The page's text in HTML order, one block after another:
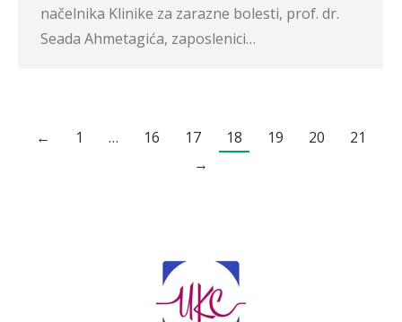
načelnika Klinike za zarazne bolesti, prof. dr.
Seada Ahmetagića, zaposlenici…
← 1 … 16 17 18 19 20
21
→